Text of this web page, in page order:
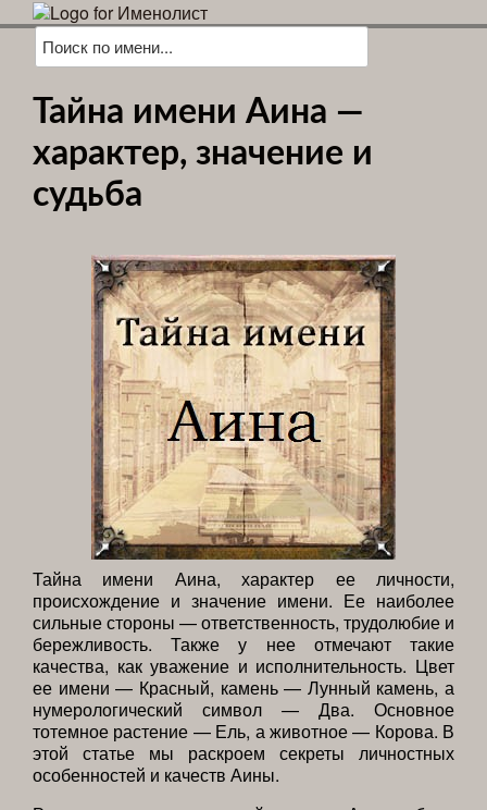
Тайна имени Аина —
характер, значение и
судьба
Тайна имени Аина, характер ее личности,
происхождение и значение имени. Ее наиболее
сильные стороны — ответственность, трудолюбие и
бережливость. Также у нее отмечают такие
качества, как уважение и исполнительность. Цвет
ее имени — Красный, камень — Лунный камень, а
нумерологический символ — Два. Основное
тотемное растение — Ель, а животное — Корова. В
этой статье мы раскроем секреты личностных
особенностей и качеств Аины.